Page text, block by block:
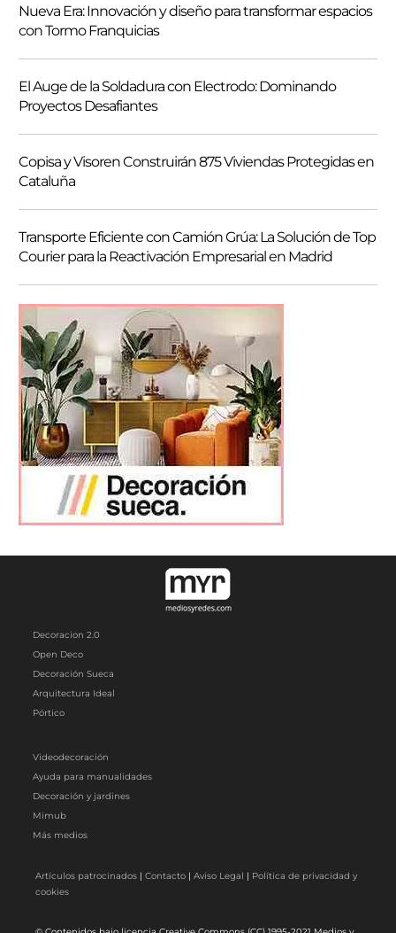
Nueva Era: Innovación y diseño para transformar espacios
con Tormo Franquicias
El Auge de la Soldadura con Electrodo: Dominando
Proyectos Desafiantes
Copisa y Visoren Construirán 875 Viviendas Protegidas en
Cataluña
Transporte Eficiente con Camión Grúa: La Solución de Top
Courier para la Reactivación Empresarial en Madrid
Decoracion 2.0
Open Deco
Decoración Sueca
Arquitectura Ideal
Pórtico
Videodecoración
Ayuda para manualidades
Decoración y jardines
Mimub
Más medios
Artículos patrocinados |Contacto |Aviso Legal | Política de privacidad y
cookies